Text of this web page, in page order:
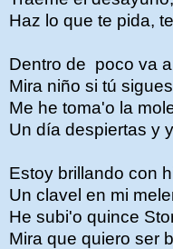
Haz lo que te pida,
Dentro de poco va
Mira niño si tú
Me he toma'o la
Un dí­a despiertas y
Estoy brillando con
Un clavel en mi
He subi'o quince
Mira que quiero ser